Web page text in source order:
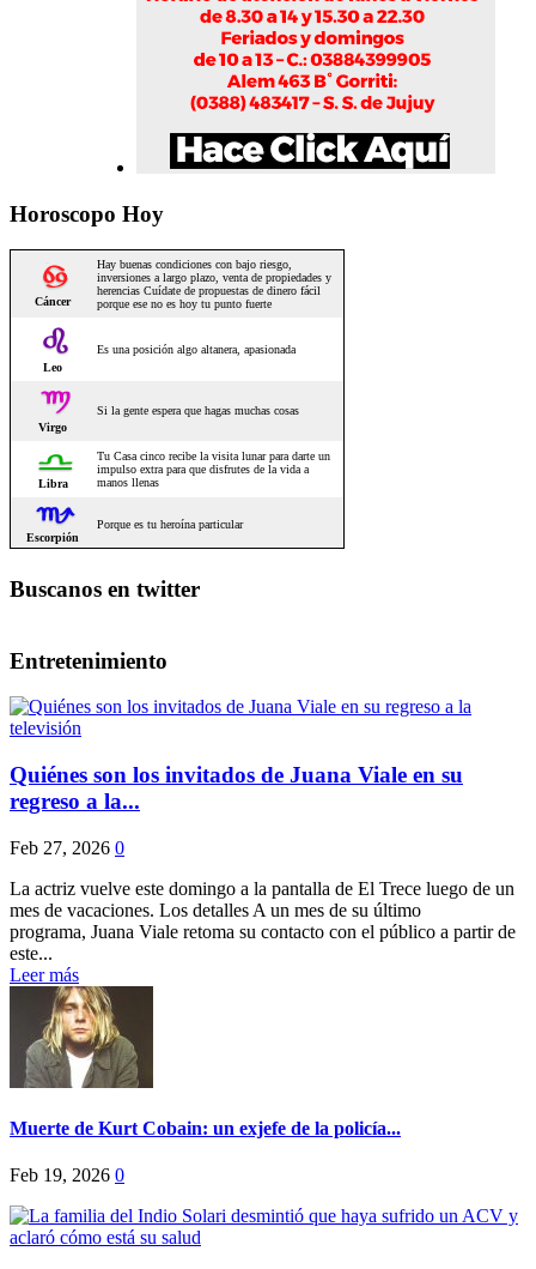
Horoscopo Hoy
Buscanos en twitter
Entretenimiento
Quiénes son los invitados de Juana Viale en su
regreso a la...
Feb 27, 2026 0
La actriz vuelve este domingo a la pantalla de El Trece luego de un
mes de vacaciones. Los detalles A un mes de su último
programa, Juana Viale retoma su contacto con el público a partir de
este...
Leer más
Muerte de Kurt Cobain: un exjefe de la policía...
Feb 19, 2026 0